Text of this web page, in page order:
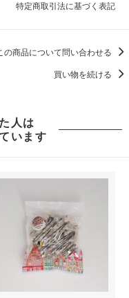
特定商取引法に基づく表記
の商品について問い合わせる
買い物を続ける
人は
います